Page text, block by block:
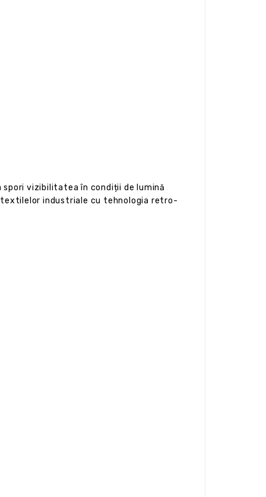
vizibilitatea în condiții de lumină
industriale cu tehnologia retro-